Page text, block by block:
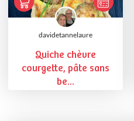
davidetannelaure
Quiche chèvre
courgette, pâte sans
be...